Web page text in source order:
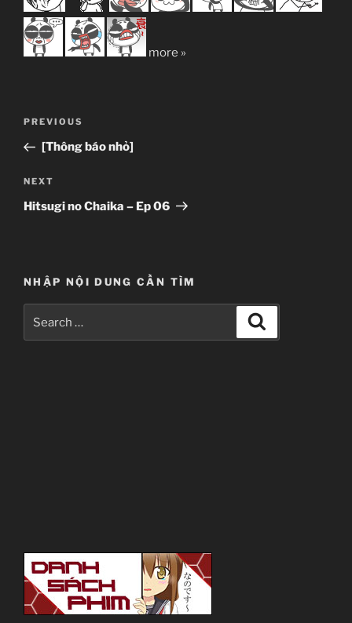
more »
Previous
Post
PREVIOUS
[Thông báo nhỏ]
Next
Post
NEXT
Hitsugi no Chaika – Ep 06
NHẬP NỘI DUNG CẦN TÌM
for: